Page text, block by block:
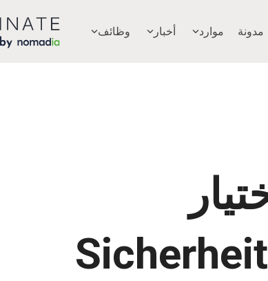
وظائف أخبار موارد مدونة